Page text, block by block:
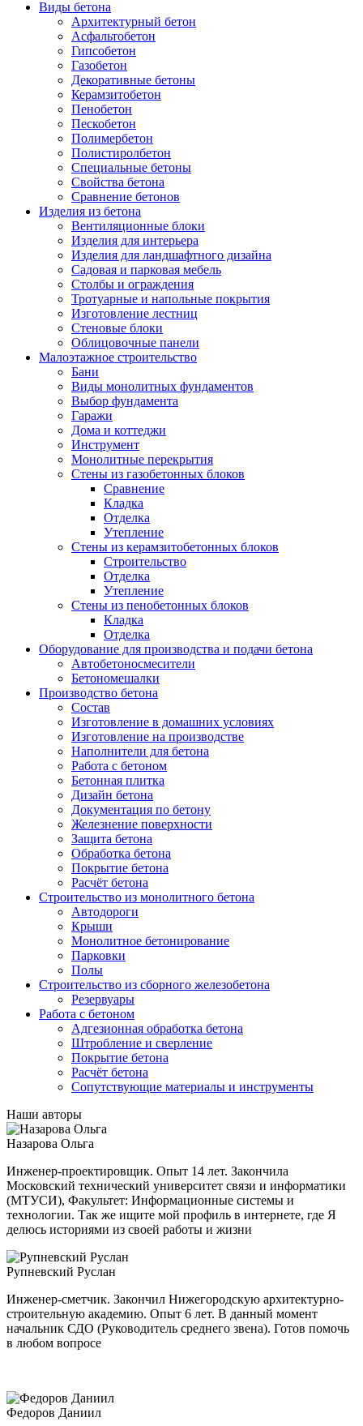
Виды бетона
Архитектурный бетон
Асфальтобетон
Гипсобетон
Газобетон
Декоративные бетоны
Керамзитобетон
Пенобетон
Пескобетон
Полимербетон
Полистиролбетон
Специальные бетоны
Свойства бетона
Сравнение бетонов
Изделия из бетона
Вентиляционные блоки
Изделия для интерьера
Изделия для ландшафтного дизайна
Садовая и парковая мебель
Столбы и ограждения
Тротуарные и напольные покрытия
Изготовление лестниц
Стеновые блоки
Облицовочные панели
Малоэтажное строительство
Бани
Виды монолитных фундаментов
Выбор фундамента
Гаражи
Дома и коттеджи
Инструмент
Монолитные перекрытия
Стены из газобетонных блоков
Сравнение
Кладка
Отделка
Утепление
Стены из керамзитобетонных блоков
Строительство
Отделка
Утепление
Стены из пенобетонных блоков
Кладка
Отделка
Оборудование для производства и подачи бетона
Автобетоносмесители
Бетономешалки
Производство бетона
Состав
Изготовление в домашних условиях
Изготовление на производстве
Наполнители для бетона
Работа с бетоном
Бетонная плитка
Дизайн бетона
Документация по бетону
Железнение поверхности
Защита бетона
Обработка бетона
Покрытие бетона
Расчёт бетона
Строительство из монолитного бетона
Автодороги
Крыши
Монолитное бетонирование
Парковки
Полы
Строительство из сборного железобетона
Резервуары
Работа с бетоном
Адгезионная обработка бетона
Штробление и сверление
Покрытие бетона
Расчёт бетона
Сопутствующие материалы и инструменты
Наши авторы
Назарова Ольга
Инженер-проектировщик. Опыт 14 лет. Закончила
Московский технический университет связи и информатики
(МТУСИ), Факультет: Информационные системы и
технологии. Так же ищите мой профиль в интернете, где Я
делюсь историями из своей работы и жизни
Рупневский Руслан
Инженер-сметчик. Закончил Нижегородскую архитектурно-
строительную академию. Опыт 6 лет. В данный момент
начальник СДО (Руководитель среднего звена). Готов помочь
в любом вопросе
Федоров Даниил